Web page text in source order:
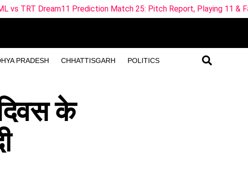
PRADESH CHHATTISGARH POLITICS
Prediction Match 25: Pitch Report, Playing 11 & Fantasy Tips
दिवस के